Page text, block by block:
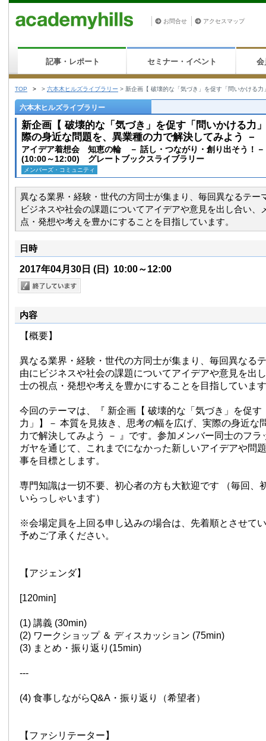
お問合せ アクセスマップ
記事・レポート セミナー・イベント 会
TOP > > 六本木ヒルズライブラリー > 新企画【 破壊的な「気づき」を促す「問いかける
六本木ヒルズライブラリー
新企画【 破壊的な「気づき」を促す「問いかける力
際の身近な問題を、異業種の力で解決してみよう －
アイデア着想会 知恵の輪 － 話し・つながり・創り出そう！－
(10:00～12:00) グレートブックスライブラリー
メンバーズ・コミュニティ
異なる業界・経験・世代の方同士が集まり、毎回異なるテー
ビジネスや社会の課題についてアイデアや意見を出し合い、
点・発想や考えを豊かにすることを目指しています。
日時
2017年04月30日 (日) 10:00～12:00
内容
【概要】
異なる業界・経験・世代の方同士が集まり、毎回異なる
由にビジネスや社会の課題についてアイデアや意見を出
士の視点・発想や考えを豊かにすることを目指していま
今回のテーマは、『 新企画【 破壊的な「気づき」を促す
力」】－ 本質を見抜き、思考の幅を広げ、実際の身近な
力で解決してみよう － 』です。参加メンバー同士のフラ
ガヤを通じて、これまでになかった新しいアイデアや問
事を目標とします。
専門知識は一切不要、初心者の方も大歓迎です （毎回、
いらっしゃいます）
※会場定員を上回る申し込みの場合は、先着順とさせて
予めご了承ください。
【アジェンダ】
[120min]
(1) 講義 (30min)
(2) ワークショップ ＆ ディスカッション (75min)
(3) まとめ・振り返り(15min)
---
(4) 食事しながらQ&A・振り返り（希望者）
【ファシリテーター】